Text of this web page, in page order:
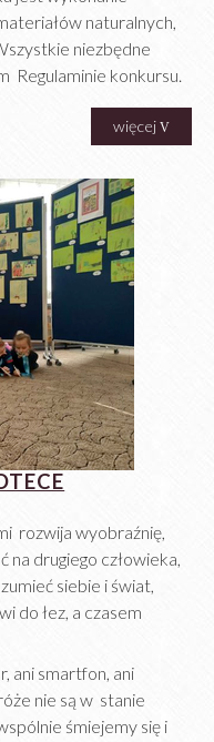
naturalnych,
niezbędne
Regulaminie konkursu.
więcej
rozwija wyobraźnię,
na drugiego człowieka,
siebie i świat,
do łez, a czasem
ani smartfon, ani
nie są w stanie
śmiejemy się i